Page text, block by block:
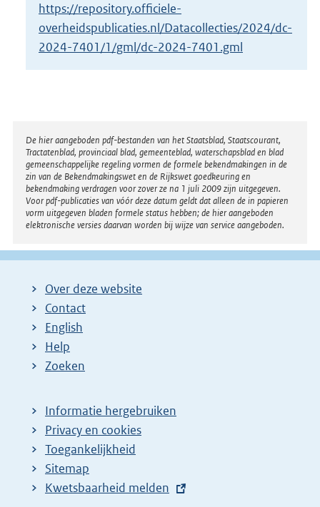
https://repository.officiele-
overheidspublicaties.nl/Datacollecties/2024/dc-
2024-7401/1/gml/dc-2024-7401.gml
Disclaimer
De hier aangeboden pdf-bestanden van het Staatsblad, Staatscourant,
Tractatenblad, provinciaal blad, gemeenteblad, waterschapsblad en blad
gemeenschappelijke regeling vormen de formele bekendmakingen in de
zin van de Bekendmakingswet en de Rijkswet goedkeuring en
bekendmaking verdragen voor zover ze na 1 juli 2009 zijn uitgegeven.
Voor pdf-publicaties van vóór deze datum geldt dat alleen de in papieren
vorm uitgegeven bladen formele status hebben; de hier aangeboden
elektronische versies daarvan worden bij wijze van service aangeboden.
Over deze website
Contact
English
Help
Zoeken
Informatie hergebruiken
Privacy en cookies
Toegankelijkheid
Sitemap
E
Kwetsbaarheid melden